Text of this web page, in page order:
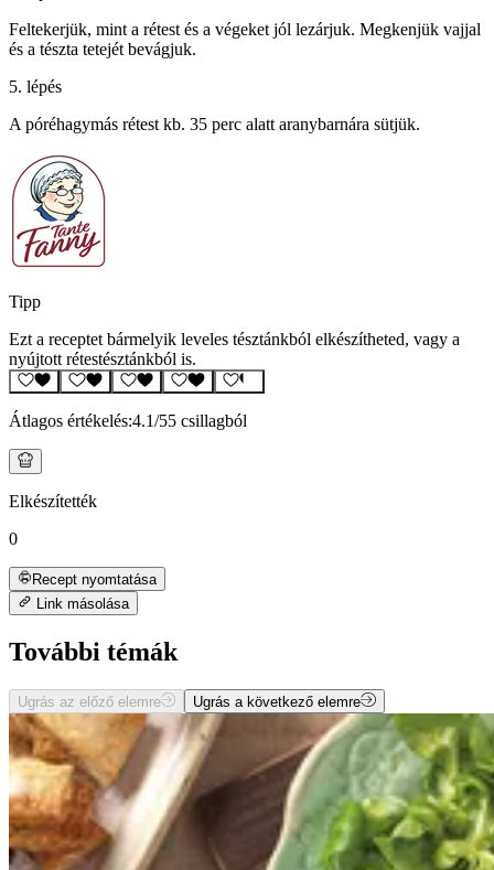
Feltekerjük, mint a rétest és a végeket jól lezárjuk. Megkenjük vajjal
és a tészta tetejét bevágjuk.
5. lépés
A póréhagymás rétest kb. 35 perc alatt aranybarnára sütjük.
Tipp
Ezt a receptet bármelyik leveles tésztánkból elkészítheted, vagy a
nyújtott rétestésztánkból is.
Átlagos értékelés:4.1/55 csillagból
Elkészítették
0
Recept nyomtatása
Link másolása
További témák
Ugrás az előző elemre Ugrás a következő elemre